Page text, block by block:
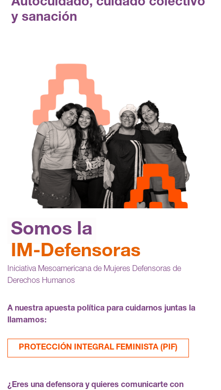
y sanación
Somos la
IM-Defensoras
Iniciativa Mesoamericana de Mujeres Defensoras de
Derechos Humanos
A nuestra apuesta política para cuidarnos juntas la
llamamos:
PROTECCIÓN INTEGRAL FEMINISTA (PIF)
¿Eres una defensora y quieres comunicarte con